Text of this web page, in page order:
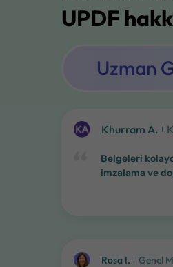
UPDF
Uzman
Khurram A.
Belgeleri
imzalama ve
Rosa I. Genel